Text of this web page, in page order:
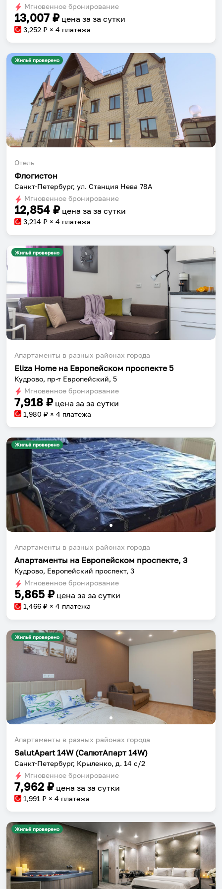
for
changing
Мгновенное бронирование
13,007 ₽ цена за за сутки
3,252 ₽ × 4 платежа
Жильё проверено
Отель
Флогистон
Санкт-Петербург, ул. Станция Нева 78А
Мгновенное бронирование
12,854 ₽ цена за за сутки
3,214 ₽ × 4 платежа
Жильё проверено
Апартаменты в разных районах города
Eliza Home на Европейском проспекте 5
Кудрово, пр-т Европейский, 5
Мгновенное бронирование
7,918 ₽ цена за за сутки
1,980 ₽ × 4 платежа
Жильё проверено
Апартаменты в разных районах города
Апартаменты на Европейском проспекте, 3
Кудрово, Европейский проспект, 3
Мгновенное бронирование
5,865 ₽ цена за за сутки
1,466 ₽ × 4 платежа
Жильё проверено
Апартаменты в разных районах города
SalutApart 14W (СалютАпарт 14W)
Санкт-Петербург, Крыленко, д. 14 с/2
Мгновенное бронирование
7,962 ₽ цена за за сутки
1,991 ₽ × 4 платежа
Жильё проверено